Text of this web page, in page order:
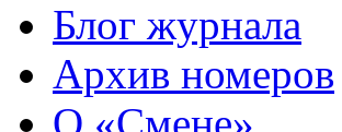
Блог журнала
Архив номеров